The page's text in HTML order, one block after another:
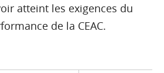
atteint les exigences du
de la CEAC.